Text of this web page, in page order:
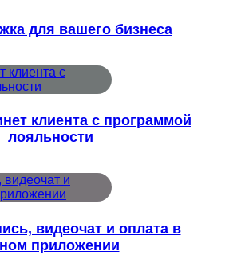
для вашего бизнеса
клиента с программой
лояльности
видеочат и оплата в
приложении